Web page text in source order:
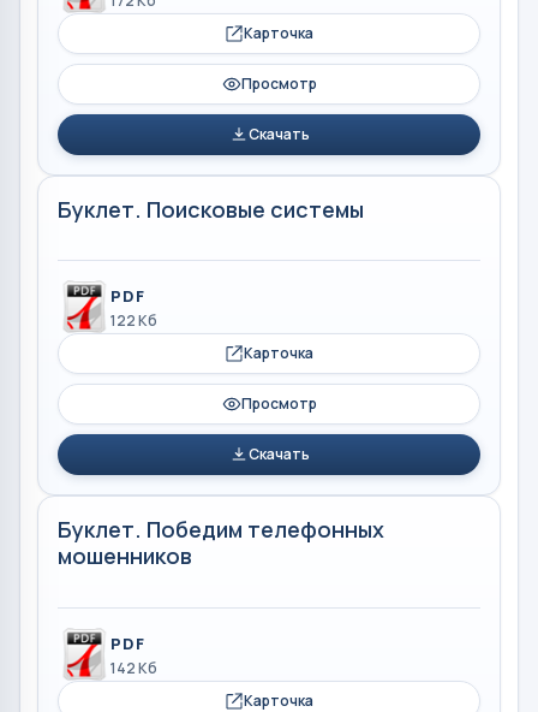
Карточка
Просмотр
Скачать
Буклет. Поисковые системы
PDF
122 Кб
Карточка
Просмотр
Скачать
Буклет. Победим телефонных
мошенников
PDF
142 Кб
Карточка